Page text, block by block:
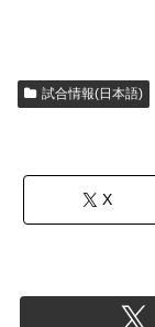
試合情報(日本語)
X